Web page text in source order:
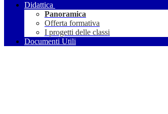
Didattica
Panoramica
Offerta formativa
I progetti delle classi
Documenti Utili